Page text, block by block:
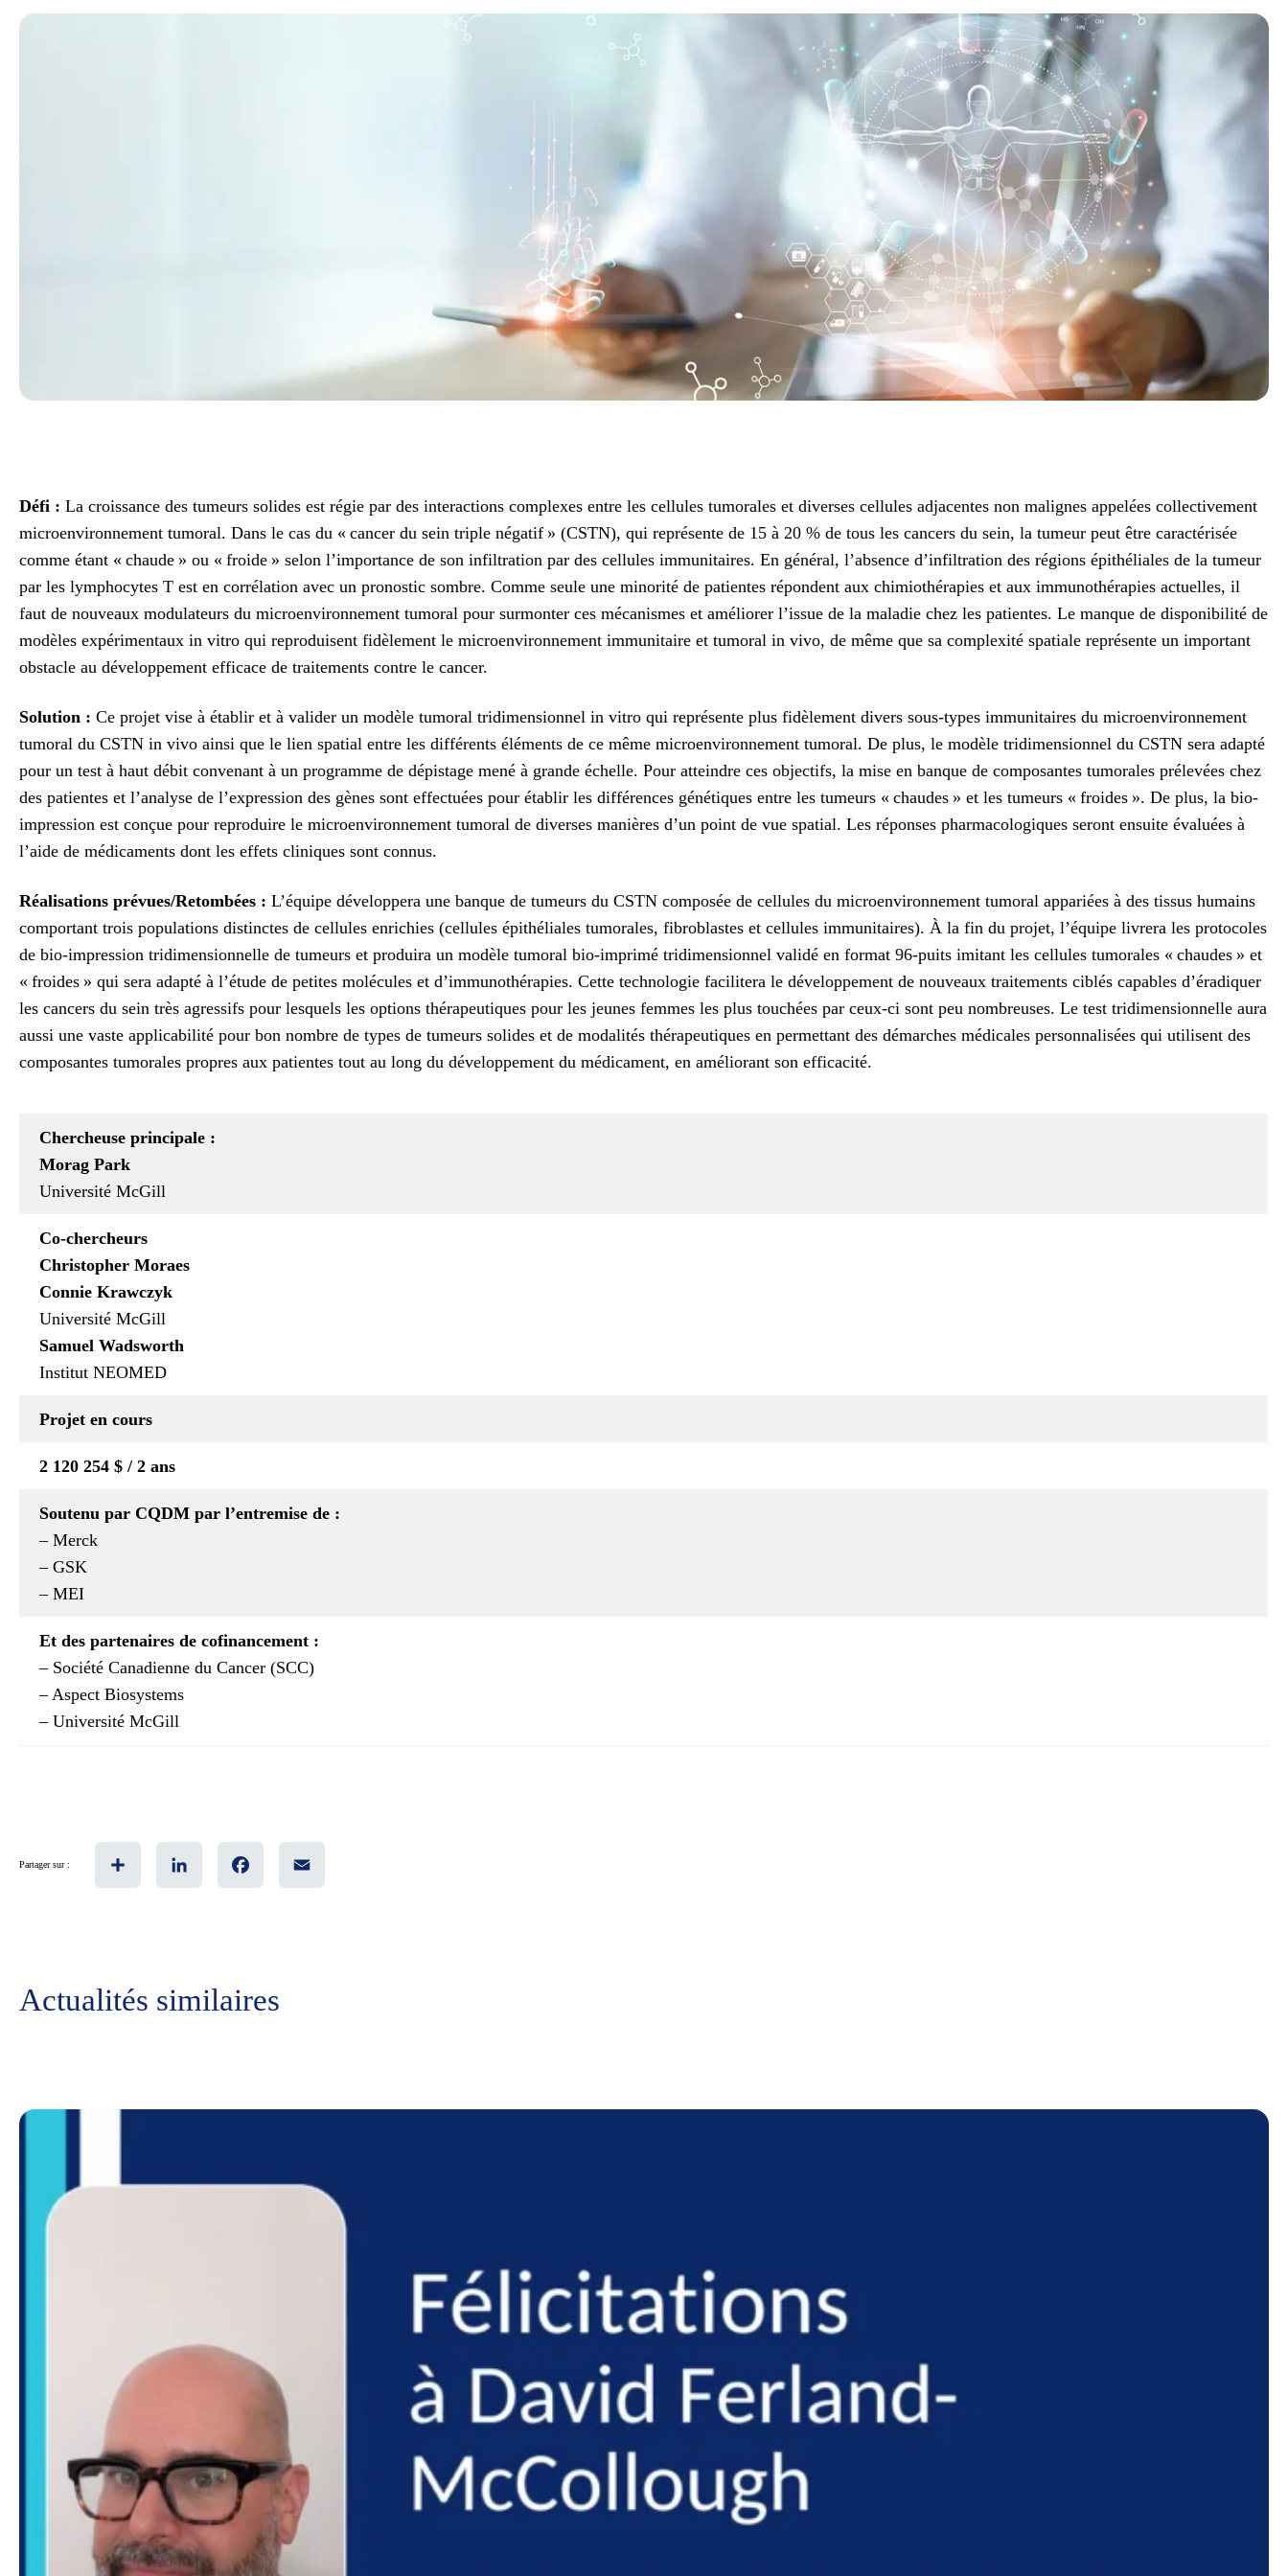
Défi : La croissance des tumeurs solides est régie par des interactions complexes entre les cellules tumorales et diverses cellules adjacentes non malignes appelées collectivement
microenvironnement tumoral. Dans le cas du « cancer du sein triple négatif » (CSTN), qui représente de 15 à 20 % de tous les cancers du sein, la tumeur peut être caractérisée
comme étant « chaude » ou « froide » selon l’importance de son infiltration par des cellules immunitaires. En général, l’absence d’infiltration des régions épithéliales de la tumeur
par les lymphocytes T est en corrélation avec un pronostic sombre. Comme seule une minorité de patientes répondent aux chimiothérapies et aux immunothérapies actuelles, il
faut de nouveaux modulateurs du microenvironnement tumoral pour surmonter ces mécanismes et améliorer l’issue de la maladie chez les patientes. Le manque de disponibilité de
modèles expérimentaux in vitro qui reproduisent fidèlement le microenvironnement immunitaire et tumoral in vivo, de même que sa complexité spatiale représente un important
obstacle au développement efficace de traitements contre le cancer.
Solution : Ce projet vise à établir et à valider un modèle tumoral tridimensionnel in vitro qui représente plus fidèlement divers sous-types immunitaires du microenvironnement
tumoral du CSTN in vivo ainsi que le lien spatial entre les différents éléments de ce même microenvironnement tumoral. De plus, le modèle tridimensionnel du CSTN sera adapté
pour un test à haut débit convenant à un programme de dépistage mené à grande échelle. Pour atteindre ces objectifs, la mise en banque de composantes tumorales prélevées chez
des patientes et l’analyse de l’expression des gènes sont effectuées pour établir les différences génétiques entre les tumeurs « chaudes » et les tumeurs « froides ». De plus, la bio-
impression est conçue pour reproduire le microenvironnement tumoral de diverses manières d’un point de vue spatial. Les réponses pharmacologiques seront ensuite évaluées à
l’aide de médicaments dont les effets cliniques sont connus.
Réalisations prévues/Retombées : L’équipe développera une banque de tumeurs du CSTN composée de cellules du microenvironnement tumoral appariées à des tissus humains
comportant trois populations distinctes de cellules enrichies (cellules épithéliales tumorales, fibroblastes et cellules immunitaires). À la fin du projet, l’équipe livrera les protocoles
de bio-impression tridimensionnelle de tumeurs et produira un modèle tumoral bio-imprimé tridimensionnel validé en format 96-puits imitant les cellules tumorales « chaudes » et
« froides » qui sera adapté à l’étude de petites molécules et d’immunothérapies. Cette technologie facilitera le développement de nouveaux traitements ciblés capables d’éradiquer
les cancers du sein très agressifs pour lesquels les options thérapeutiques pour les jeunes femmes les plus touchées par ceux-ci sont peu nombreuses. Le test tridimensionnelle aura
aussi une vaste applicabilité pour bon nombre de types de tumeurs solides et de modalités thérapeutiques en permettant des démarches médicales personnalisées qui utilisent des
composantes tumorales propres aux patientes tout au long du développement du médicament, en améliorant son efficacité.
Chercheuse principale :
Morag Park
Université McGill
Co-chercheurs
Christopher Moraes
Connie Krawczyk
Université McGill
Samuel Wadsworth
Institut NEOMED
Projet en cours
2 120 254 $ / 2 ans
Soutenu par CQDM par l’entremise de :
– Merck
– GSK
– MEI
Et des partenaires de cofinancement :
– Société Canadienne du Cancer (SCC)
– Aspect Biosystems
– Université McGill
Partager sur :
Actualités similaires